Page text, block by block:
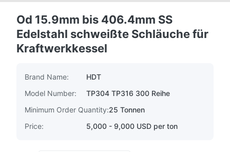
Od 15.9mm bis 406.4mm SS
Edelstahl schweißte Schläuche für
Kraftwerkkessel
Brand Name:
HDT
Model Number:
TP304 TP316 300 Reihe
Minimum Order Quantity:25 Tonnen
Price:
5,000 - 9,000 USD per ton